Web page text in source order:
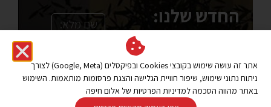
החדש שלנו:
17:00
יום ו’ 8:30-13:00
שלח/י
אתר זה עושה שימוש בקובצי Cookies ובפיקסלים (Google, Meta) לצורך
ניתוח נתוני שימוש, שיפור חוויית הגלישה והצגת פרסומות מותאמות. השימוש
באתר מהווה הסכמה למדיניות הפרטיות של אלום חיפה